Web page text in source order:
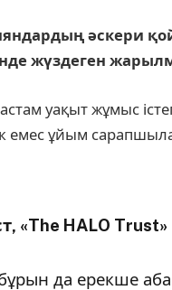
әскери
жүздеген
уақыт жұмыс
емес ұйым
«The HALO
да ерекше